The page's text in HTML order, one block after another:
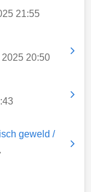
21:55
2025 20:50
geweld /